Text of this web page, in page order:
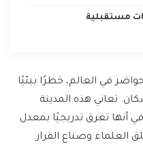
مستقبلية
في العالم، خطرًا بيئيًا
تعاني هذه المدينة
تغرق تدريجيًا بمعدل
العلماء وصناع القرار.